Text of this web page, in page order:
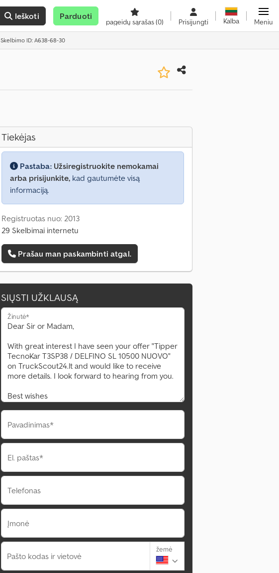
Ieškoti Parduoti
pageidų sąrašas(0) Prisijungti Kalba Meniu
Skelbimo ID: A638-68-30
Tiekėjas
Pastaba: Užsiregistruokite nemokamai
arba prisijunkite, kad gautumėte visą
informaciją.
Registruotas nuo: 2013
29 Skelbimai internetu
Prašau man paskambinti atgal.
SIŲSTI UŽKLAUSĄ
Žinutė*
Pavadinimas*
El. paštas*
Telefonas
Įmonė
Pašto kodas ir vietovė
žemė